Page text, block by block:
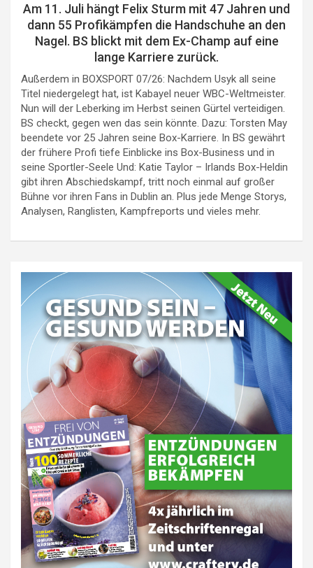
Am 11. Juli hängt Felix Sturm mit 47 Jahren und
dann 55 Profikämpfen die Handschuhe an den
Nagel. BS blickt mit dem Ex-Champ auf eine
lange Karriere zurück.
Außerdem in BOXSPORT 07/26: Nachdem Usyk all seine
Titel niedergelegt hat, ist Kabayel neuer WBC-Weltmeister.
Nun will der Leberking im Herbst seinen Gürtel verteidigen.
BS checkt, gegen wen das sein könnte. Dazu: Torsten May
beendete vor 25 Jahren seine Box-Karriere. In BS gewährt
der frühere Profi tiefe Einblicke ins Box-Business und in
seine Sportler-Seele Und: Katie Taylor – Irlands Box-Heldin
gibt ihren Abschiedskampf, tritt noch einmal auf großer
Bühne vor ihren Fans in Dublin an. Plus jede Menge Storys,
Analysen, Ranglisten, Kampfreports und vieles mehr.